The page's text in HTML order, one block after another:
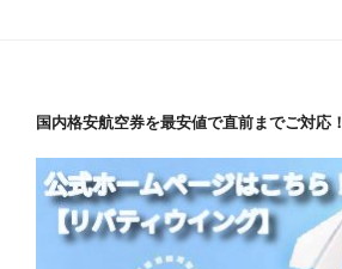
国内格安航空券を最安値で直前までご対応！